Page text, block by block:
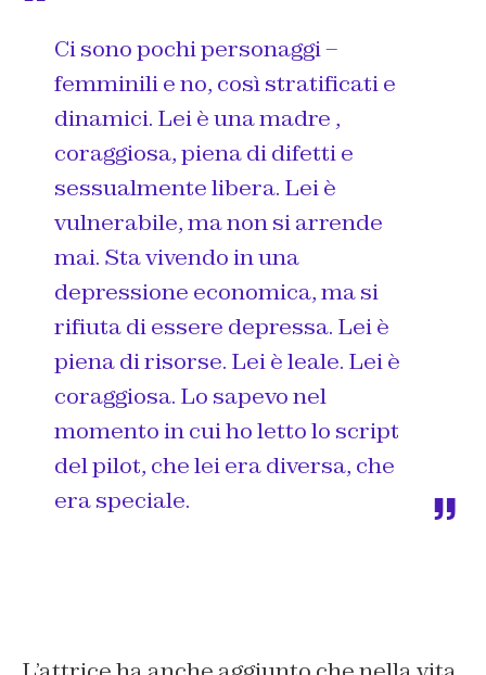
Ci sono pochi personaggi –
femminili e no, così stratificati e
dinamici. Lei è una madre ,
coraggiosa, piena di difetti e
sessualmente libera. Lei è
vulnerabile, ma non si arrende
mai. Sta vivendo in una
depressione economica, ma si
rifiuta di essere depressa. Lei è
piena di risorse. Lei è leale. Lei è
coraggiosa. Lo sapevo nel
momento in cui ho letto lo script
del pilot, che lei era diversa, che
era speciale.